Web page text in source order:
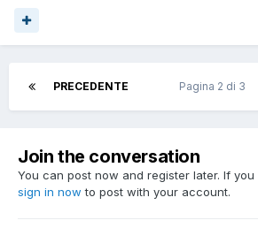
PRECEDENTE Pagina 2 di 3
Join the conversation
You can post now and register later. If
sign in now to post with your account.